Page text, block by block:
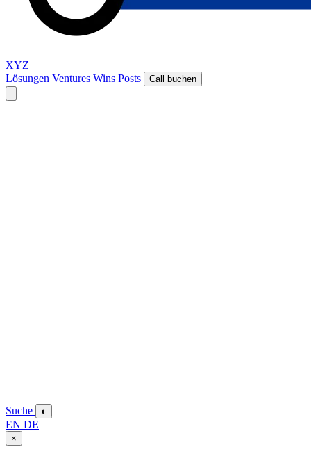
XYZ
Lösungen Ventures Wins Posts Call buchen
Suche ◐
EN DE
×